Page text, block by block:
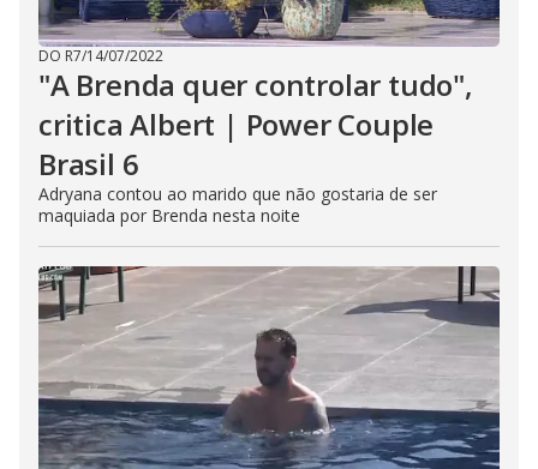
DO R7/14/07/2022
"A Brenda quer controlar tudo",
critica Albert | Power Couple
Brasil 6
Adryana contou ao marido que não gostaria de ser
maquiada por Brenda nesta noite